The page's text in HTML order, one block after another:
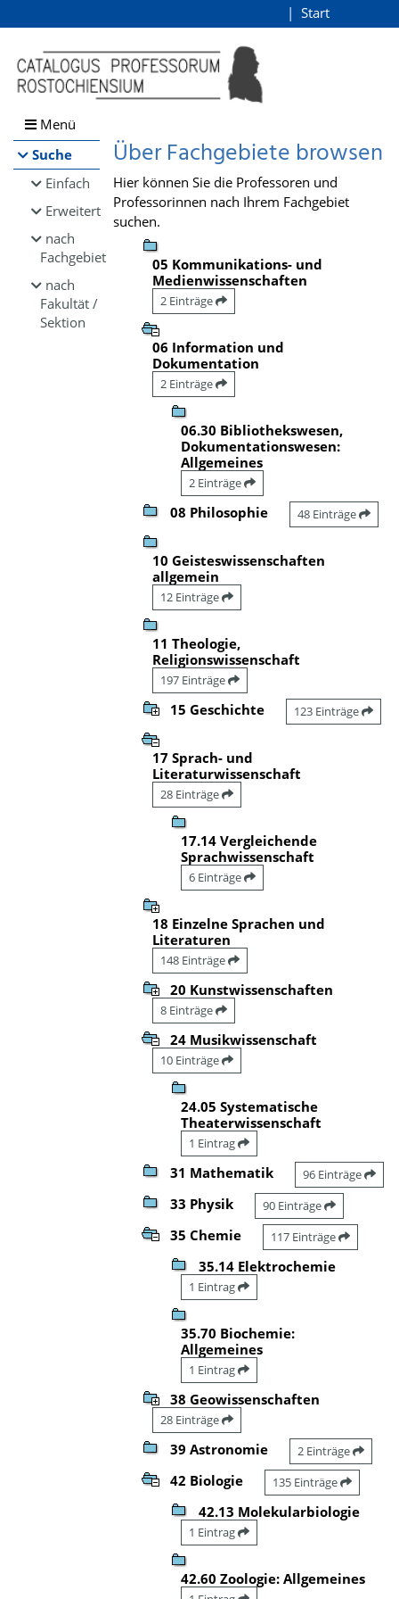
Browsen
direkt zum Inhalt
Start
Menü
Suche
Einfach
Erweitert
nach
Fachgebiet
nach
Fakultät /
Sektion
Über Fachgebiete browsen
Hier können Sie die Professoren und
Professorinnen nach Ihrem Fachgebiet
suchen.
05 Kommunikations- und
Medienwissenschaften
2 Einträge
06 Information und
Dokumentation
2 Einträge
06.30 Bibliothekswesen,
Dokumentationswesen:
Allgemeines
2 Einträge
08 Philosophie 48 Einträge
10 Geisteswissenschaften
allgemein
12 Einträge
11 Theologie,
Religionswissenschaft
197 Einträge
15 Geschichte 123 Einträge
17 Sprach- und
Literaturwissenschaft
28 Einträge
17.14 Vergleichende
Sprachwissenschaft
6 Einträge
18 Einzelne Sprachen und
Literaturen
148 Einträge
20 Kunstwissenschaften
8 Einträge
24 Musikwissenschaft
10 Einträge
24.05 Systematische
Theaterwissenschaft
1 Eintrag
31 Mathematik 96 Einträge
33 Physik 90 Einträge
35 Chemie 117 Einträge
35.14 Elektrochemie
1 Eintrag
35.70 Biochemie:
Allgemeines
1 Eintrag
38 Geowissenschaften
28 Einträge
39 Astronomie 2 Einträge
42 Biologie 135 Einträge
42.13 Molekularbiologie
1 Eintrag
42.60 Zoologie: Allgemeines